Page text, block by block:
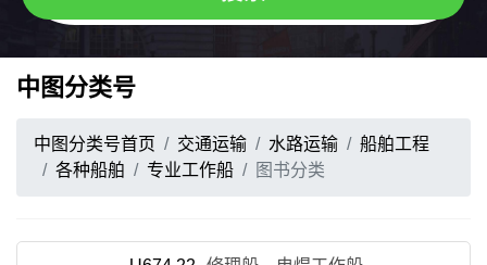
中图分类号
中图分类号首页 交通运输 水路运输
船舶工程
各种船舶
专业工作船 图书分类